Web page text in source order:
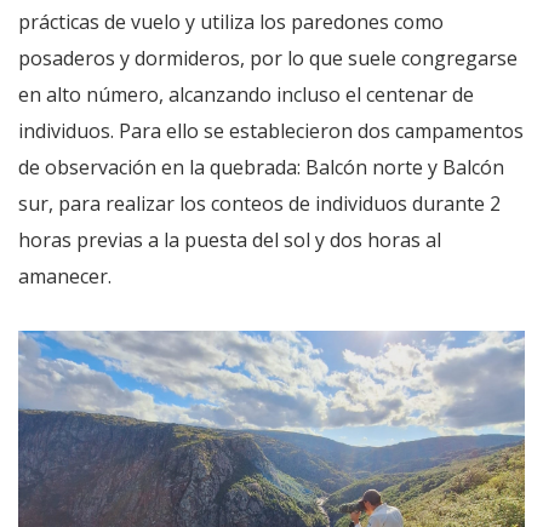
prácticas de vuelo y utiliza los paredones como
posaderos y dormideros, por lo que suele congregarse
en alto número, alcanzando incluso el centenar de
individuos. Para ello se establecieron dos campamentos
de observación en la quebrada: Balcón norte y Balcón
sur, para realizar los conteos de individuos durante 2
horas previas a la puesta del sol y dos horas al
amanecer.